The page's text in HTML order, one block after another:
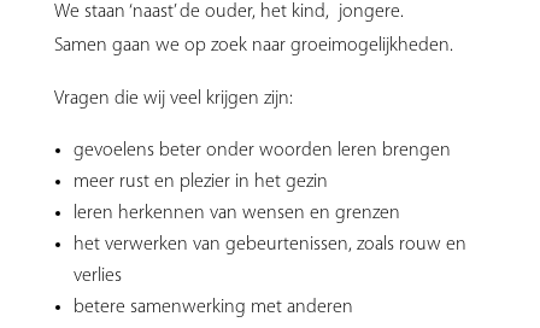
We staan ‘naast’ de ouder, het kind, jongere.
Samen gaan we op zoek naar groeimogelijkheden.
Vragen die wij veel krijgen zijn:
gevoelens beter onder woorden leren brengen
meer rust en plezier in het gezin
leren herkennen van wensen en grenzen
het verwerken van gebeurtenissen, zoals rouw en
verlies
betere samenwerking met anderen